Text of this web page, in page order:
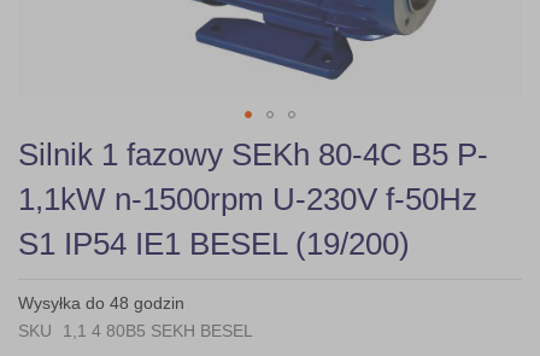
Skip
to
the
beginning
of
the
gallery
Silnik 1 fazowy SEKh 80-4C B5 P-
1,1kW n-1500rpm U-230V f-50Hz
S1 IP54 IE1 BESEL (19/200)
Wysyłka do 48 godzin
SKU
1,1 4 80B5 SEKH BESEL